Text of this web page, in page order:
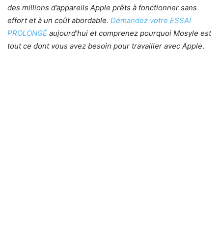
des millions d’appareils Apple prêts à fonctionner sans
effort et à un coût abordable. Demandez votre ESSAI
PROLONGÉ aujourd’hui et comprenez pourquoi Mosyle est
tout ce dont vous avez besoin pour travailler avec Apple.